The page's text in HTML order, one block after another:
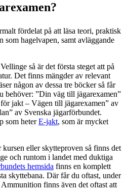
fördelat på att läsa teori, praktisk
hagelvapen, samt avläggande
så är det första steget att på
Det finns mängder av relevant
någon av dessa tre böcker så får
behöver: ”Din väg till jägarexamen”
jakt – Vägen till jägarexamen” av
av Svenska jägarförbundet.
som heterE-jakt, som är mycket
eller skytteproven så finns det
och runtom i landet med duktiga
hemsida finns en komplett
skyttebana. Där får du oftast, under
finns även det oftast att